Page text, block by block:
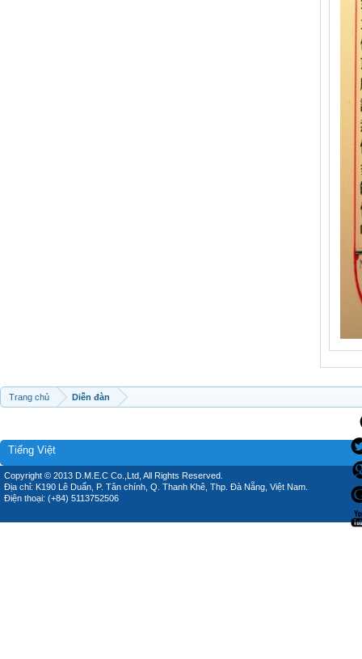
Trang chủ Diễn đàn
Tiếng Việt
Copyright © 2013 D.M.E.C Co.,Ltd, All Rights Reserved.
Địa chỉ: K190 Lê Duẩn, P. Tân chính, Q. Thanh Khê, Thp. Đà Nẵng, Việt Nam.
Điện thoại: (+84) 5113752506